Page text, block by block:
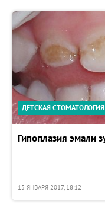
ДЕТСКАЯ СТОМАТОЛОГИЯ
Гипоплазия эмали
15 ЯНВАРЯ 2017, 18:12